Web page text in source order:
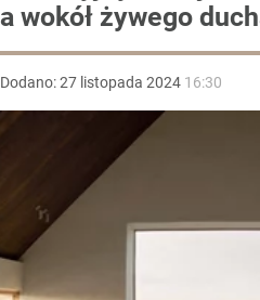
a wokół żywego
Dodano:27 listopada 2024 16:30